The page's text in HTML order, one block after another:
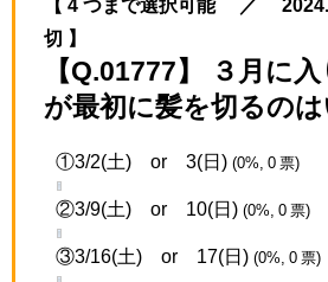
【 4 つまで選択可能 ／
切 】
【Q.01777】 ３月に
が最初に髪を切るのは
①3/2(土) or 3(日) (0%, 0 票)
②3/9(土) or 10(日) (0%, 0 票)
③3/16(土) or 17(日) (0%, 0 票)